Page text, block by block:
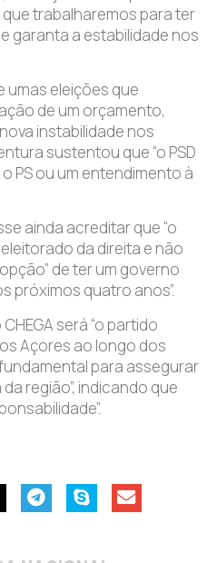
trabalharemos para ter
garanta a estabilidade nos
umas eleições que
de um orçamento,
instabilidade nos
sustentou que “o PSD
PS ou um entendimento à
ainda acreditar que “o
da direita e não
de ter um governo
próximos quatro anos”.
será “o partido
Açores ao longo dos
para assegurar
região”, indicando que